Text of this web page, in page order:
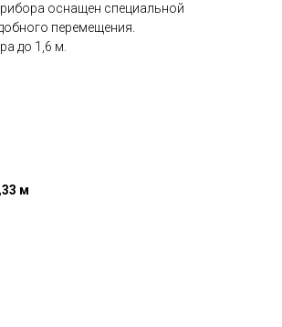
оснащен специальной
перемещения.
до 1,6 м.
м